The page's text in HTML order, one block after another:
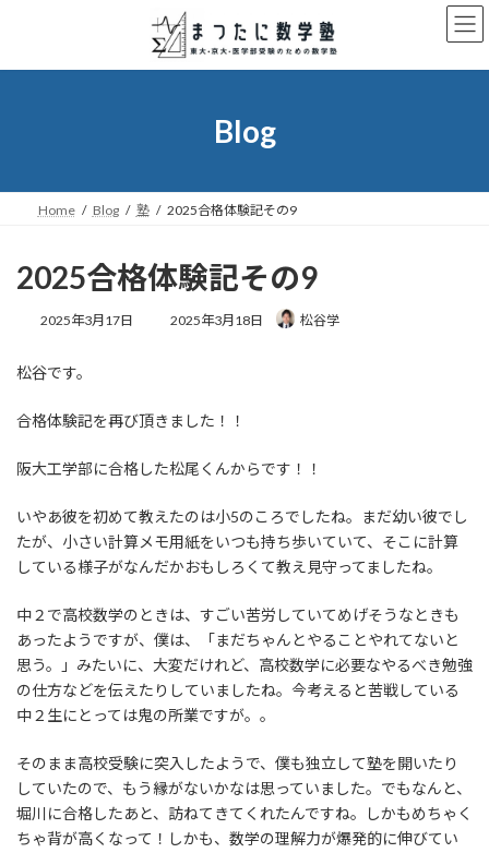
ン
ー
Blog
Home Blog 塾 2025合格体験記その9
2025合格体験記その9
2025年3月17日
最
時
:
2025年3月18日 松谷学
松谷です。
合格体験記を再び頂きました！！
阪大工学部に合格した松尾くんからです！！
いやあ彼を初めて教えたのは小5のころでしたね。まだ幼い彼でし
たが、小さい計算メモ用紙をいつも持ち歩いていて、そこに計算
している様子がなんだかおもしろくて教え見守ってましたね。
中２で高校数学のときは、すごい苦労していてめげそうなときも
あったようですが、僕は、「まだちゃんとやることやれてないと
思う。」みたいに、大変だけれど、高校数学に必要なやるべき勉強
の仕方などを伝えたりしていましたね。今考えると苦戦している
中２生にとっては鬼の所業ですが。。
そのまま高校受験に突入したようで、僕も独立して塾を開いたり
していたので、もう縁がないかなは思っていました。でもなんと、
堀川に合格したあと、訪ねてきてくれたんですね。しかもめちゃく
ちゃ背が高くなって！しかも、数学の理解力が爆発的に伸びてい